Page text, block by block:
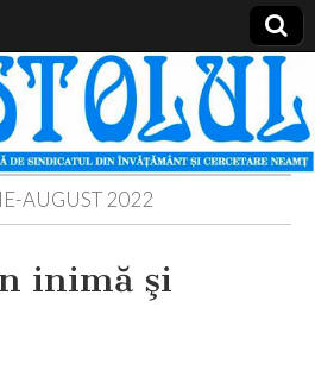
AUGUST 2022
inimă şi